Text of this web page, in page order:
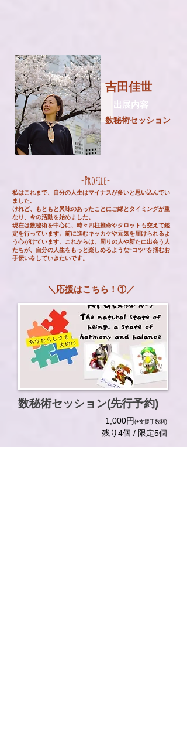
吉田佳世
​出展内容
数秘術セッション
-Profile-
私はこれまで、自分の人生はマイナスが多いと思い込んでい
ました。
けれど、もともと興味のあったことにご縁とタイミングが重
なり、今の活動を始めました。
現在は数秘術を中心に、時々四柱推命やタロットも交えて鑑
定を行っています。前に進むキッカケや元気を届けられるよ
う心がけています。これからは、周りの人や新たに出会う人
たちが、自分の人生をもっと楽しめるような“コツ”を掴むお
手伝いをしていきたいです。
＼応援はこちら！①／
1​,000円 (+支援手数料)
残り4個 / 限定5個
数秘術セッション(先行予約)